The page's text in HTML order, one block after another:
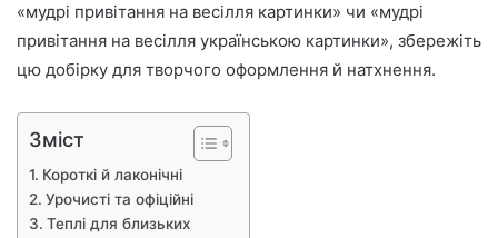
л
и
с
«мудрі привітання на весілля картинки» чи «мудрі
привітання на весілля українською картинки», збережіть
цю добірку для творчого оформлення й натхнення.
Зміст
Короткі й лаконічні
Урочисті та офіційні
Теплі для близьких